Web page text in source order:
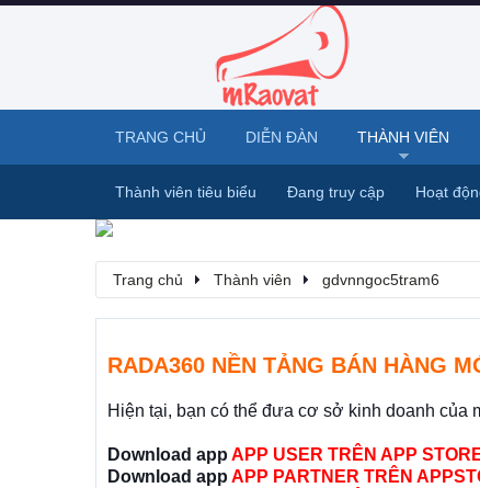
Trang chủ Thành viên gdvnngoc5tram6
RADA360 NỀN TẢNG BÁN HÀNG
Hiện tại, bạn có thể đưa cơ sở kinh doanh của
Download app APP USER TRÊN APP
Download app APP PARTNER TRÊN
TRANG CHỦ DIỄN ĐÀN THÀNH VIÊN
Thành viên tiêu biểu Đang truy cập Hoạt